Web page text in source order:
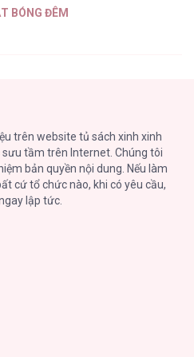
BÓNG ĐÊM
Trùng
trên website tủ sách xinh xinh
tầm trên Internet. Chúng tôi
bản quyền nội dung. Nếu làm
cứ tổ chức nào, khi có yêu cầu,
lập tức.